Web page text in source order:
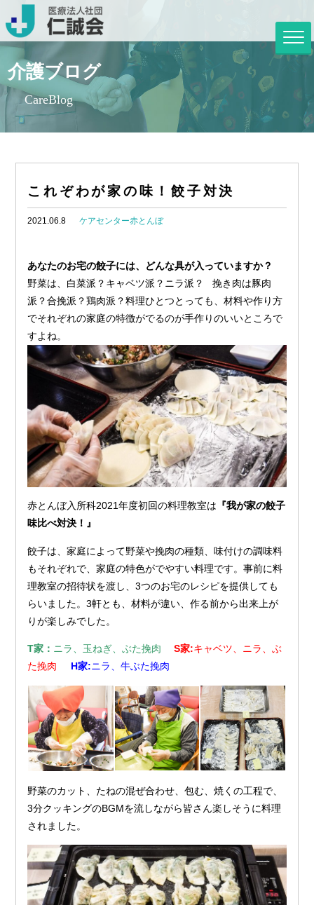
介護ブログ
CareBlog
これぞわが家の味！餃子対決
2021.06.8 ケアセンター赤とんぼ
あなたのお宅の餃子には、どんな具が入っていますか？
野菜は、白菜派？キャベツ派？ニラ派？ 挽き肉は豚肉
派？合挽派？鶏肉派？料理ひとつとっても、材料や作り方
でそれぞれの家庭の特徴がでるのが手作りのいいところで
すよね。
赤とんぼ入所科2021年度初回の料理教室は 『我が家の餃子
味比べ対決！』
餃子は、家庭によって野菜や挽肉の種類、味付けの調味料
もそれぞれで、家庭の特色がでやすい料理です。事前に料
理教室の招待状を渡し、3つのお宅のレシピを提供しても
らいました。3軒とも、材料が違い、作る前から出来上が
りが楽しみでした。
T家： ニラ、玉ねぎ、ぶた挽肉S家:キャベツ、ニラ、ぶ
た挽肉 H家:ニラ、牛ぶた挽肉
野菜のカット、たねの混ぜ合わせ、包む、焼くの工程で、
3分クッキングのBGMを流しながら皆さん楽しそうに料理
されました。